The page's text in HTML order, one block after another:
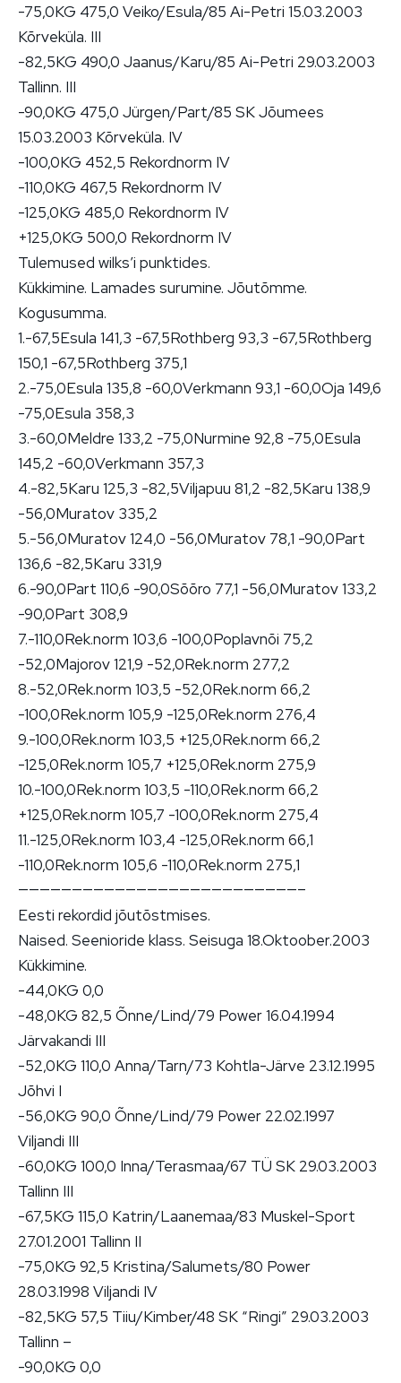
-75,0KG 475,0 Veiko/Esula/85 Ai-Petri 15.03.2003
Kõrveküla. III
-82,5KG 490,0 Jaanus/Karu/85 Ai-Petri 29.03.2003
Tallinn. III
-90,0KG 475,0 Jürgen/Part/85 SK Jõumees
15.03.2003 Kõrveküla. IV
-100,0KG 452,5 Rekordnorm IV
-110,0KG 467,5 Rekordnorm IV
-125,0KG 485,0 Rekordnorm IV
+125,0KG 500,0 Rekordnorm IV
Tulemused wilks’i punktides.
Kükkimine. Lamades surumine. Jõutõmme.
Kogusumma.
1.-67,5Esula 141,3 -67,5Rothberg 93,3 -67,5Rothberg
150,1 -67,5Rothberg 375,1
2.-75,0Esula 135,8 -60,0Verkmann 93,1 -60,0Oja 149,6
-75,0Esula 358,3
3.-60,0Meldre 133,2 -75,0Nurmine 92,8 -75,0Esula
145,2 -60,0Verkmann 357,3
4.-82,5Karu 125,3 -82,5Viljapuu 81,2 -82,5Karu 138,9
-56,0Muratov 335,2
5.-56,0Muratov 124,0 -56,0Muratov 78,1 -90,0Part
136,6 -82,5Karu 331,9
6.-90,0Part 110,6 -90,0Sõõro 77,1 -56,0Muratov 133,2
-90,0Part 308,9
7.-110,0Rek.norm 103,6 -100,0Poplavnõi 75,2
-52,0Majorov 121,9 -52,0Rek.norm 277,2
8.-52,0Rek.norm 103,5 -52,0Rek.norm 66,2
-100,0Rek.norm 105,9 -125,0Rek.norm 276,4
9.-100,0Rek.norm 103,5 +125,0Rek.norm 66,2
-125,0Rek.norm 105,7 +125,0Rek.norm 275,9
10.-100,0Rek.norm 103,5 -110,0Rek.norm 66,2
+125,0Rek.norm 105,7 -100,0Rek.norm 275,4
11.-125,0Rek.norm 103,4 -125,0Rek.norm 66,1
-110,0Rek.norm 105,6 -110,0Rek.norm 275,1
——————————————————————————–
Eesti rekordid jõutõstmises.
Naised. Seenioride klass. Seisuga 18.Oktoober.2003
Kükkimine.
-44,0KG 0,0
-48,0KG 82,5 Õnne/Lind/79 Power 16.04.1994
Järvakandi III
-52,0KG 110,0 Anna/Tarn/73 Kohtla-Järve 23.12.1995
Jõhvi I
-56,0KG 90,0 Õnne/Lind/79 Power 22.02.1997
Viljandi III
-60,0KG 100,0 Inna/Terasmaa/67 TÜ SK 29.03.2003
Tallinn III
-67,5KG 115,0 Katrin/Laanemaa/83 Muskel-Sport
27.01.2001 Tallinn II
-75,0KG 92,5 Kristina/Salumets/80 Power
28.03.1998 Viljandi IV
-82,5KG 57,5 Tiiu/Kimber/48 SK “Ringi” 29.03.2003
Tallinn –
-90,0KG 0,0